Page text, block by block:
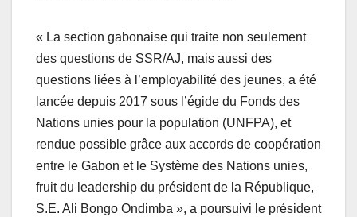
« La section gabonaise qui traite non seulement
des questions de SSR/AJ, mais aussi des
questions liées à l’employabilité des jeunes, a été
lancée depuis 2017 sous l’égide du Fonds des
Nations unies pour la population (UNFPA), et
rendue possible grâce aux accords de coopération
entre le Gabon et le Système des Nations unies,
fruit du leadership du président de la République,
S.E. Ali Bongo Ondimba », a poursuivi le président